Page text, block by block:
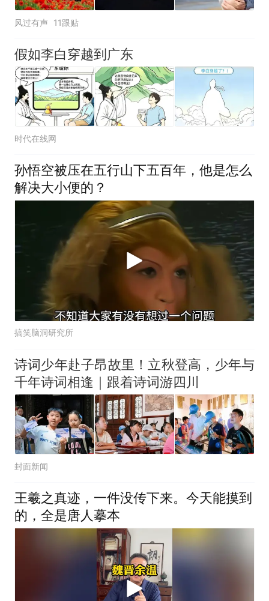
风过有声 11跟贴
假如李白穿越到广东
时代在线网
孙悟空被压在五行山下五百年，他是怎么
解决大小便的？
搞笑脑洞研究所
诗词少年赴子昂故里！立秋登高，少年与
千年诗词相逢｜跟着诗词游四川
封面新闻
王羲之真迹，一件没传下来。今天能摸到
的，全是唐人摹本